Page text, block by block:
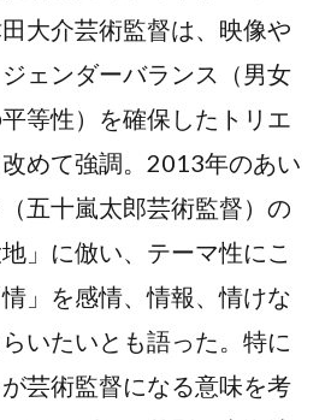
大介芸術監督は、映像や
ェンダーバランス（男女
等性）を確保したトリエ
めて強調。2013年のあい
五十嵐太郎芸術監督）の
」に倣い、テーマ性にこ
」を感情、情報、情けな
いたいとも語った。特に
が芸術監督になる意味を考